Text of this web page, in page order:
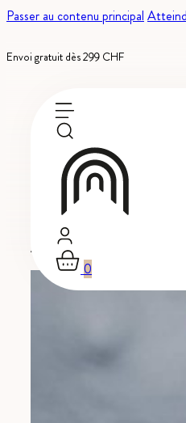
Passer au contenu principal
Envoi gratuit dès 299 CHF
0
Dans la
Au fil de son existence, la